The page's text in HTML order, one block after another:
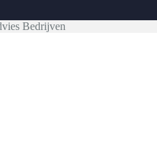
Bedrijven